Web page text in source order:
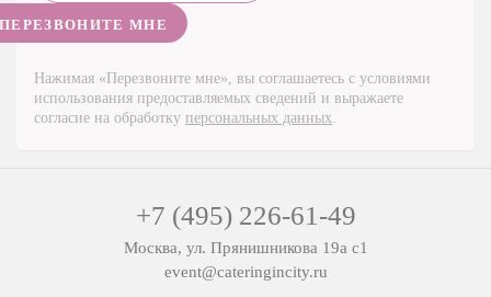
Чтобы заказать услуги выездного кейтеринга,
обратитесь к нашим специалистам:
Хочу первым узнавать о персональных скидках,
сезонных меню и закрытых акциях.
Нажимая «Перезвоните мне», вы соглашаетесь с условиями